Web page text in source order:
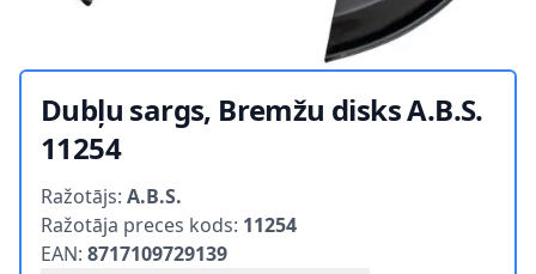
Dubļu sargs, Bremžu disks A.B.S.
11254
Ražotājs: A.B.S.
Ražotāja preces kods: 11254
EAN: 8717109729139